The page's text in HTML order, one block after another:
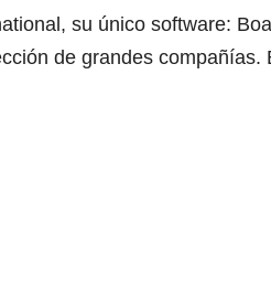
su único software:
de grandes